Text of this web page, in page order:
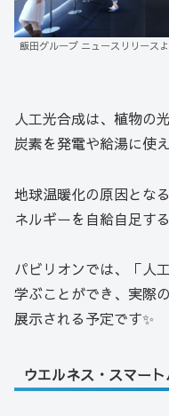
飯田グループ ニュースリリース
人工光合成は、植物の
炭素を発電や給湯に使
地球温暖化の原因とな
ネルギーを自給自足す
パビリオンでは、「人
学ぶことができ、実際
展示される予定です✨
ウエルネス・スマー